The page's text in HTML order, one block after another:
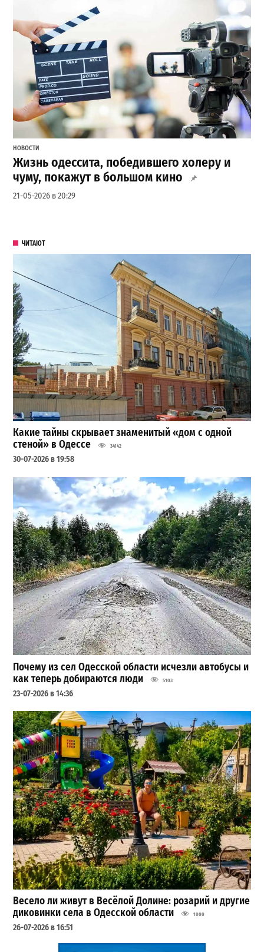
НОВОСТИ
Жизнь одессита, победившего холеру и
чуму, покажут в большом кино
21-05-2026 в 20:29
ЧИТАЮТ
Какие тайны скрывает знаменитый «дом с одной
стеной» в Одессе
34142
30-07-2026 в 19:58
Почему из сел Одесской области исчезли автобусы и
как теперь добираются люди
5103
23-07-2026 в 14:36
Весело ли живут в Весёлой Долине: розарий и другие
диковинки села в Одесской области
1000
26-07-2026 в 16:51